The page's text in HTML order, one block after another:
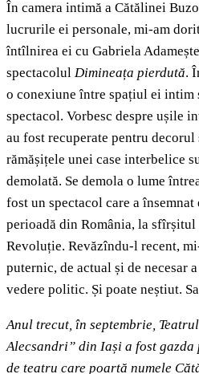
În camera intimă a Cătălinei
lucrurile ei personale, mi-am
întîlnirea ei cu Gabriela
spectacolul Dimineața pierdută.
o conexiune între spațiul ei intim
spectacol. Vorbesc despre ușile
au fost recuperate pentru
rămășițele unei case interbelice
demolată. Se demola o lume
fost un spectacol care a
perioadă din România, la sfîrșitul
Revoluție. Revăzîndu-l recent,
puternic, de actual și de necesar
vedere politic. Și poate neștiut.
Anul trecut, în septembrie,
Alecsandri” din Iași a fost
de teatru care poartă numele